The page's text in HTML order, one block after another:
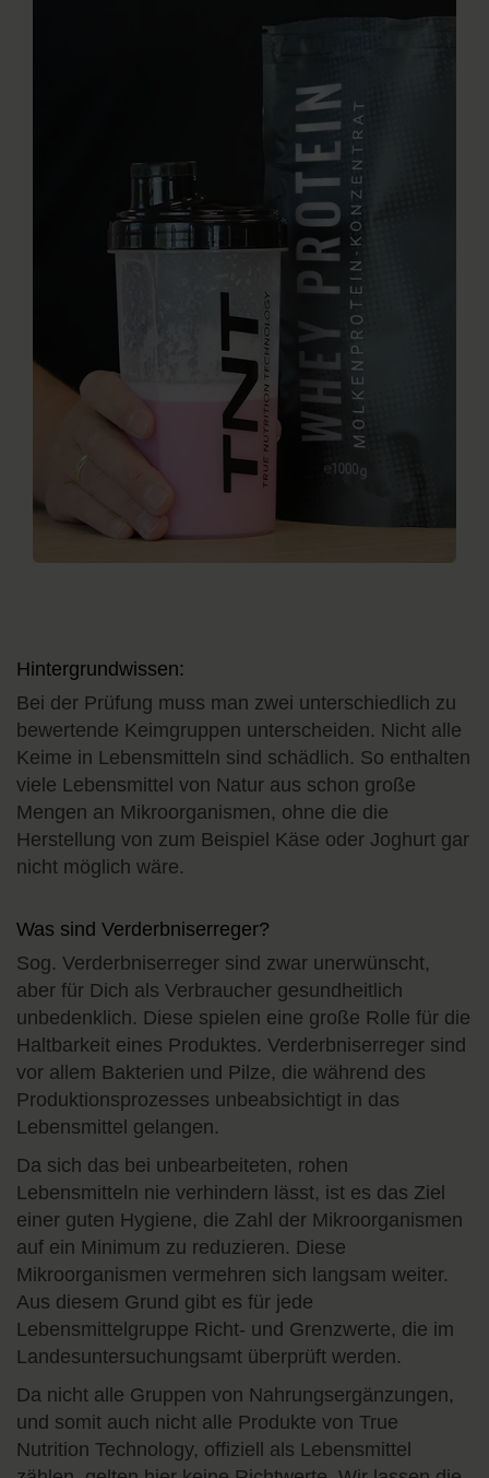
Hintergrundwissen:
Bei der Prüfung muss man zwei unterschiedlich zu
bewertende Keimgruppen unterscheiden. Nicht alle
Keime in Lebensmitteln sind schädlich. So enthalten
viele Lebensmittel von Natur aus schon große
Mengen an Mikroorganismen, ohne die die
Herstellung von zum Beispiel Käse oder Joghurt gar
nicht möglich wäre.
Was sind Verderbniserreger?
Sog. Verderbniserreger sind zwar unerwünscht,
aber für Dich als Verbraucher gesundheitlich
unbedenklich. Diese spielen eine große Rolle für die
Haltbarkeit eines Produktes. Verderbniserreger sind
vor allem Bakterien und Pilze, die während des
Produktionsprozesses unbeabsichtigt in das
Lebensmittel gelangen.
Da sich das bei unbearbeiteten, rohen
Lebensmitteln nie verhindern lässt, ist es das Ziel
einer guten Hygiene, die Zahl der Mikroorganismen
auf ein Minimum zu reduzieren. Diese
Mikroorganismen vermehren sich langsam weiter.
Aus diesem Grund gibt es für jede
Lebensmittelgruppe Richt- und Grenzwerte, die im
Landesuntersuchungsamt überprüft werden.
Da nicht alle Gruppen von Nahrungsergänzungen,
und somit auch nicht alle Produkte von True
Nutrition Technology, offiziell als Lebensmittel